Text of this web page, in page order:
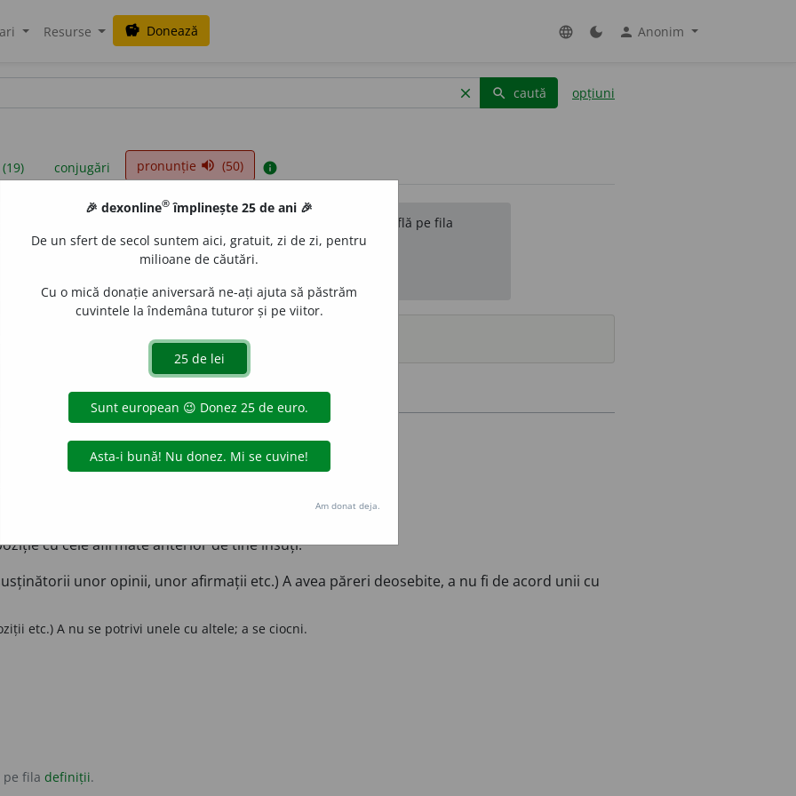
Resurse savings Donează language dark_mode person Anonim
clear search caută opțiuni
conjugări pronunție volume_up (50) info
sunt compilate de echipa dexonline. Definițiile originale se află pe fila
reordona filele pe pagina depreferințe.
surse
celor spuse de cineva.
opoziție, a fi incompatibil cu ceva; a dezminți ceva.
cu cele afirmate anterior de tine însuți.
unor opinii, unor afirmații etc.) A avea păreri deosebite, a nu fi de acord unii cu
etc.) A nu se potrivi unele cu altele; a se ciocni.
pe fila definiții.
🎉 dexonline® împlinește 25 de ani 🎉
De un sfert de secol suntem aici, gratuit, zi de zi, pentru
milioane de căutări.
Cu o mică donație aniversară ne-ați ajuta să păstrăm
cuvintele la îndemâna tuturor și pe viitor.
Am donat deja.